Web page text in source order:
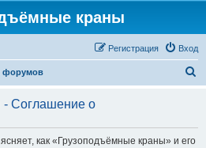
краны
Вход
Регистрация
форумов
с
- Соглашение о
как «Грузоподъёмные краны» и его